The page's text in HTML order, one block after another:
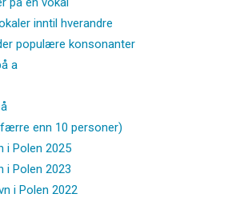
inntil hverandre
populære konsonanter
a
enn 10 personer)
i Polen 2025
i Polen 2023
i Polen 2022